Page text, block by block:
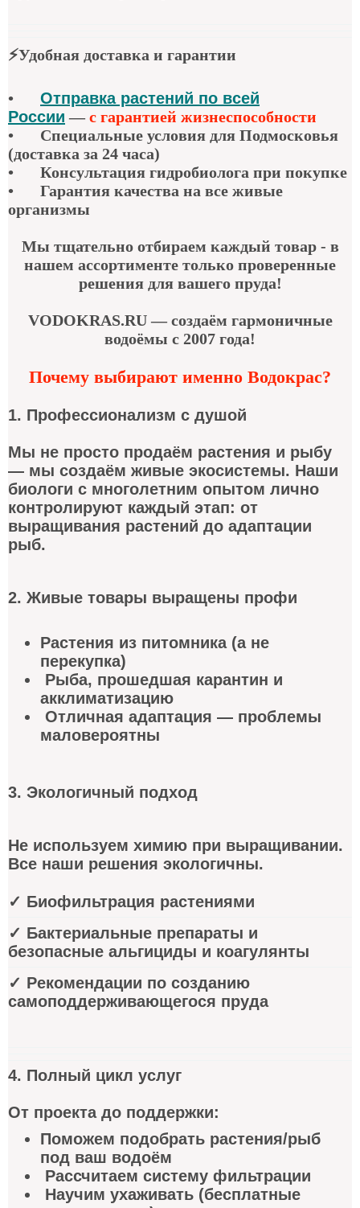
⚡Удобная доставка и гарантии
•
Отправка растений по всей
России —с гарантией жизнеспособности
•
Специальные условия для Подмосковья
(доставка за 24 часа)
•
Консультация гидробиолога при покупке
•
Гарантия качества на все живые
организмы
Мы тщательно отбираем каждый товар - в
нашем ассортименте только проверенные
решения для вашего пруда!
VODOKRAS.RU — создаём гармоничные
водоёмы с 2007 года!
Почему выбирают именно Водокрас?
1. Профессионализм с душой
Мы не просто продаём растения и рыбу
— мы создаём живые экосистемы. Наши
биологи с многолетним опытом лично
контролируют каждый этап: от
выращивания растений до адаптации
рыб.
2. Живые товары выращены профи
Растения из питомника (а не
перекупка)
Рыба, прошедшая карантин и
акклиматизацию
Отличная адаптация — проблемы
маловероятны
3. Экологичный подход
Не используем химию при выращивании.
Все наши решения экологичны.
✓ Биофильтрация растениями
✓ Бактериальные препараты и
безопасные альгициды и коагулянты
✓ Рекомендации по созданию
самоподдерживающегося пруда
4. Полный цикл услуг
От проекта до поддержки:
Поможем подобрать растения/рыб
под ваш водоём
Рассчитаем систему фильтрации
Научим ухаживать (бесплатные